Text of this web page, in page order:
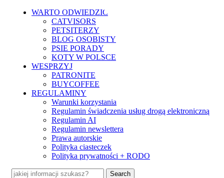
WARTO ODWIEDZIĆ
CATVISORS
PETSITERZY
BLOG OSOBISTY
PSIE PORADY
KOTY W POLSCE
WESPRZYJ
PATRONITE
BUYCOFFEE
REGULAMINY
Warunki korzystania
Regulamin świadczenia usług drogą elektroniczną
Regulamin AI
Regulamin newslettera
Prawa autorskie
Polityka ciasteczek
Polityka prywatności + RODO
Search